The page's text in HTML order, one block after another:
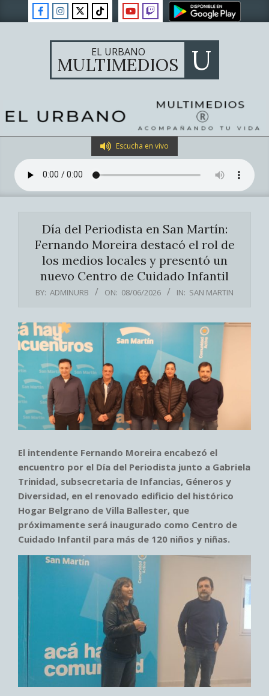
to
EL URBANO
MULTIMEDIOS U
Navigation
Menu
Escucha en vivo
Día del Periodista en San Martín:
Fernando Moreira destacó el rol de
los medios locales y presentó un
nuevo Centro de Cuidado Infantil
BY: ADMINURB ON: 08/06/2026 IN: SAN MARTIN
El intendente Fernando Moreira encabezó el
encuentro por el Día del Periodista junto a Gabriela
Trinidad, subsecretaria de Infancias, Géneros y
Diversidad, en el renovado edificio del histórico
Hogar Belgrano de Villa Ballester, que
próximamente será inaugurado como Centro de
Cuidado Infantil para más de 120 niños y niñas.